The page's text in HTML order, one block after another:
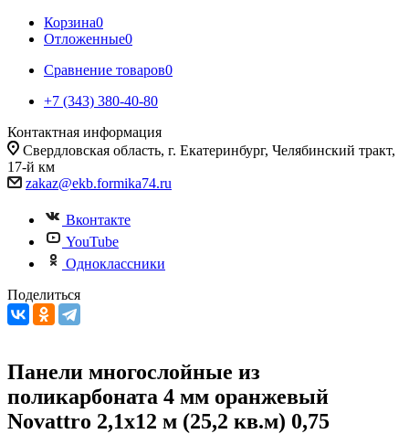
Корзина0
Отложенные0
Сравнение товаров0
+7 (343) 380-40-80
Контактная информация
Свердловская область, г. Екатеринбург, Челябинский тракт,
17-й км
zakaz@ekb.formika74.ru
Вконтакте
YouTube
Одноклассники
Поделиться
Панели многослойные из
поликарбоната 4 мм оранжевый
Novattro 2,1х12 м (25,2 кв.м) 0,75